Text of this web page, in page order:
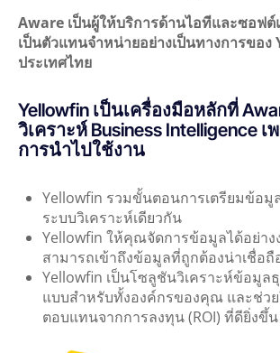
Aware เป็นผู้ให้บริการด้านไอทีและซอฟ
เป็นตัวแทนจำหน่ายอย่างเป็นทางการขอ
ประเทศไทย
Yellowfin เป็นเครื่องมือหลักที่
วิเคราะห์ Business Intelligence เ
การนำไปใช้งาน
Yellowfin รวมขั้นตอนการเตรียมข้อมู
ระบบวิเคราะห์เดียวกัน
Yellowfin ให้คุณจัดการข้อมูลได้อย่าง
สามารถเข้าถึงข้อมูลที่ถูกต้องน่าเชื่อถื
Yellowfin เป็นโซลูชันวิเคราะห์ข้อมู
แบบสำหรับทั้งองค์กรของคุณ และช่ว
ตอบแทนจากการลงทุน (ROI) ที่ดียิ่งขึ้น